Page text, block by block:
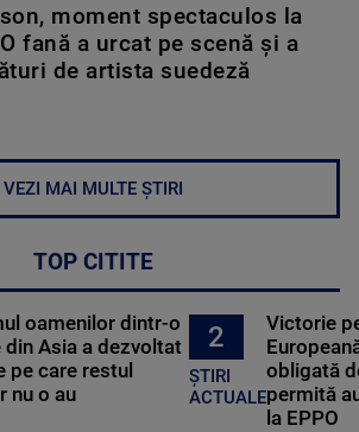
moment spectaculos la
O fană a urcat pe scenă și a
de artista suedeză
VEZI MAI MULTE ȘTIRI
TOP CITITE
oamenilor dintr-o
Asia a dezvoltat
pe care restul
nu o au
2
ȘTIRI
ACTUALE
Victorie
obligată
permită
la EPPO